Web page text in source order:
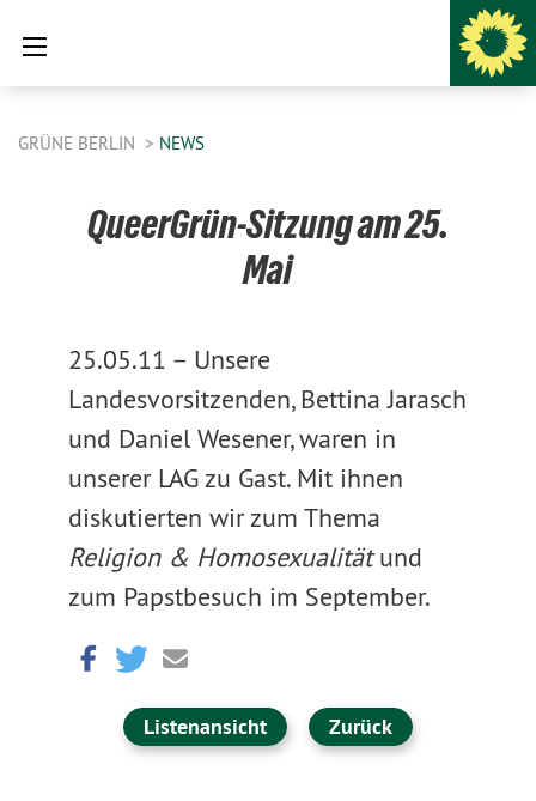
GRÜNE BERLIN NEWS
QueerGrün-Sitzung am 25.
Mai
25.05.11 – Unsere
Landesvorsitzenden, Bettina Jarasch
und Daniel Wesener, waren in
unserer LAG zu Gast. Mit ihnen
diskutierten wir zum Thema
Religion & Homosexualitätund
zum Papstbesuch im September.
Listenansicht Zurück